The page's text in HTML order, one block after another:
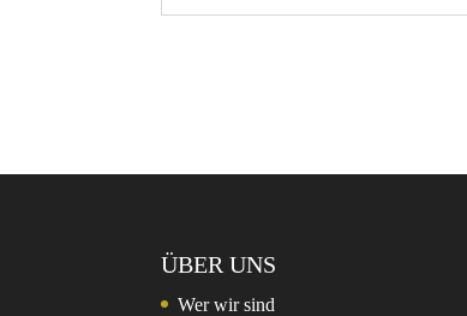
ÜBER UNS
Wer wir sind